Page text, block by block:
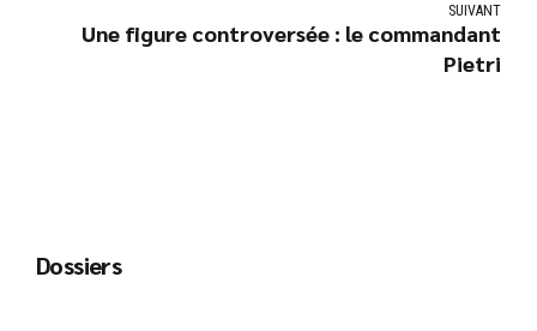
SUIVANT
Une figure controversée : le commandant
Pietri
Dossiers